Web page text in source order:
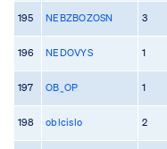
195 NEBZBOZOSN 3
196 NEDOVYS 1
197 OB_OP 1
198 oblcislo 2